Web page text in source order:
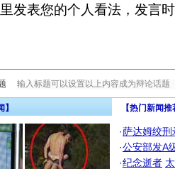
题
【热门新闻
·萨达姆绞刑
·公安部发A
·纪念逝者